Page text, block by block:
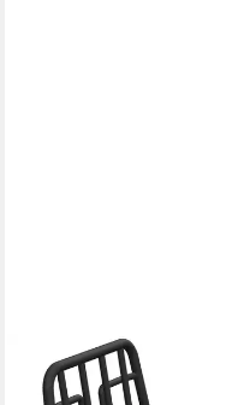
Fahrrad-Gepäckträger XLC